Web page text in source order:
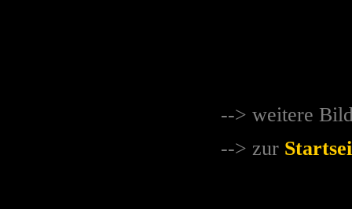
--> weitere
--> zur